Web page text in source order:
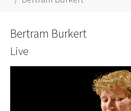
Bertram Burkert
Live
Show larger version for: